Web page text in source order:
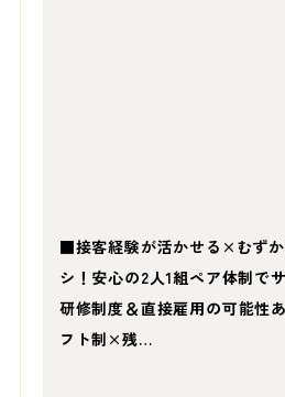
■接客経験が活かせる×むず
シ！安心の2人1組ペア体制で
研修制度＆直接雇用の可能
フト制×残…